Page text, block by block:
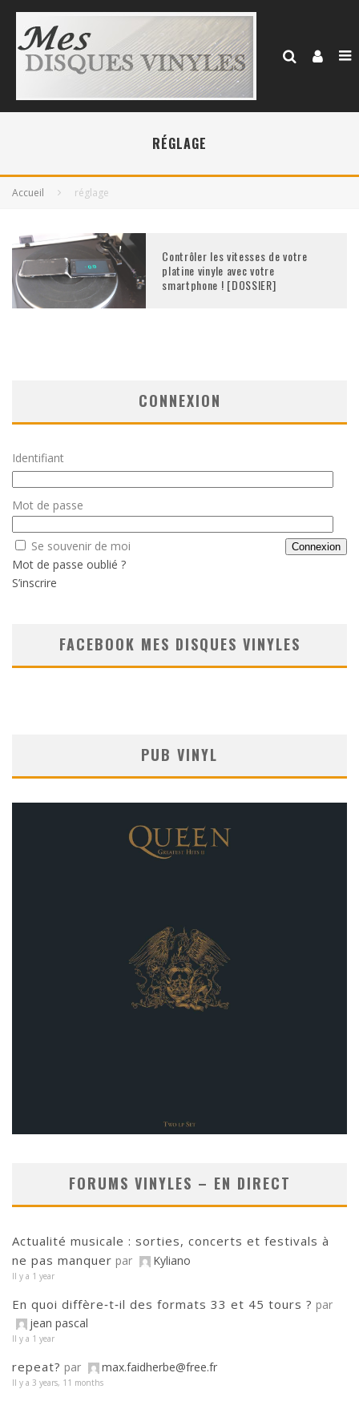
RÉGLAGE
Accueil réglage
Contrôler les vitesses de votre
platine vinyle avec votre
smartphone ! [DOSSIER]
CONNEXION
Identifiant
Mot de passe
Se souvenir de moi
Mot de passe oublié ?
S’inscrire
FACEBOOK MES DISQUES VINYLES
PUB VINYL
FORUMS VINYLES – EN DIRECT
Actualité musicale : sorties, concerts et festivals à
ne pas manquer par Kyliano
Il y a 1 year
En quoi diffère‑t‑il des formats 33 et 45 tours ? par
jean pascal
Il y a 1 year
repeat? par max.faidherbe@free.fr
Il y a 3 years, 11 months